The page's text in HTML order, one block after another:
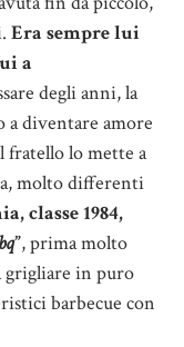
Era sempre lui
a
degli anni, la
a diventare amore
fratello lo mette a
molto differenti
classe 1984,
”, prima molto
grigliare in puro
barbecue con